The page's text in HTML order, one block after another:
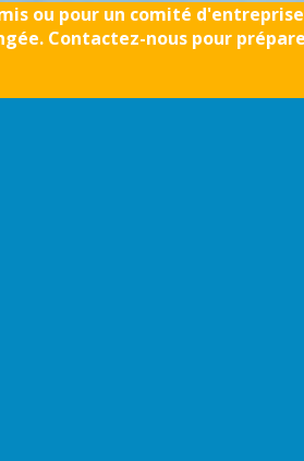
ou pour un comité
Contactez-nous pour